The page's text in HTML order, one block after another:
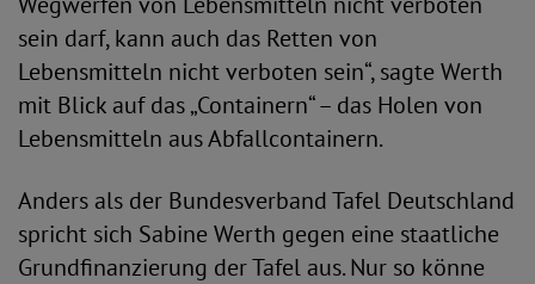
sein darf, kann auch das Retten von
Lebensmitteln nicht verboten sein“, sagte Werth
mit Blick auf das „Containern“ – das Holen von
Lebensmitteln aus Abfallcontainern.
Anders als der Bundesverband Tafel Deutschland
spricht sich Sabine Werth gegen eine staatliche
Grundfinanzierung der Tafel aus. Nur so könne